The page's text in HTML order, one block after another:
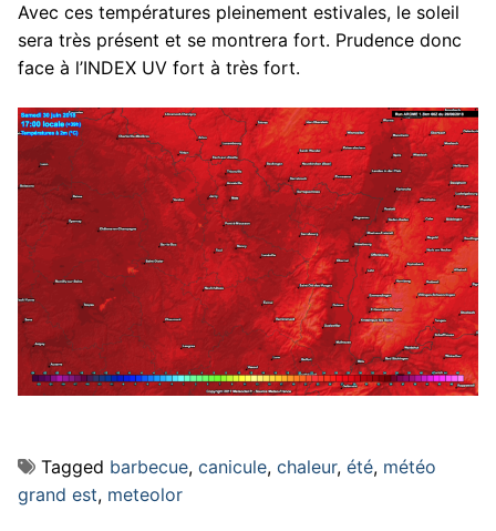
Avec ces températures pleinement estivales, le soleil
sera très présent et se montrera fort. Prudence donc
face à l’INDEX UV fort à très fort.
Tagged barbecue, canicule, chaleur, été, météo
grand est, meteolor